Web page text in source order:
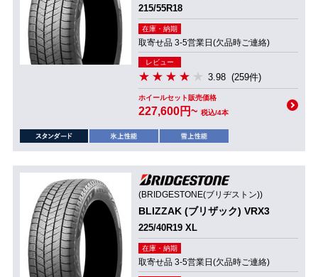
215/55R18
在庫・納期
取寄せ品 3-5営業日(欠品時ご連絡)
レビュー
3.98 (259件)
ホイールセット販売価格
227,600円~ 税込/4本
(BRIDGESTONE(ブリヂストン))
BLIZZAK (ブリザック) VRX3
225/40R19 XL
在庫・納期
取寄せ品 3-5営業日(欠品時ご連絡)